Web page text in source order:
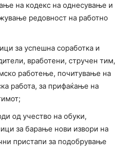
на кодекс на однесување и
редовност на работно
за успешна соработка и
вработени, стручен тим,
работење, почитување на
работа, за прифаќање на
од учество на обуки,
за барање нови извори на
пристапи за подобрување